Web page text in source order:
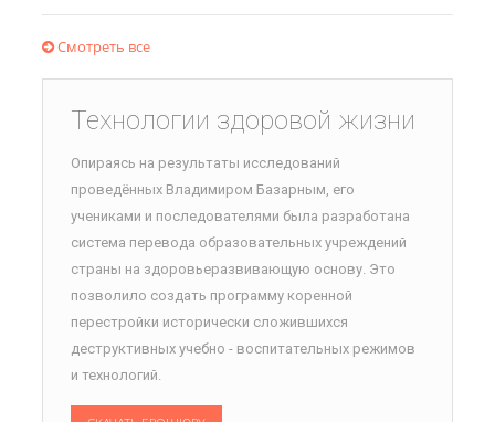
Смотреть все
Технологии здоровой жизни
Опираясь на результаты исследований
проведённых Владимиром Базарным, его
учениками и последователями была разработана
система перевода образовательных учреждений
страны на здоровьеразвивающую основу. Это
позволило создать программу коренной
перестройки исторически сложившихся
деструктивных учебно - воспитательных режимов
и технологий.